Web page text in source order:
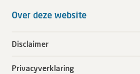
Over deze website
Disclaimer
Privacyverklaring